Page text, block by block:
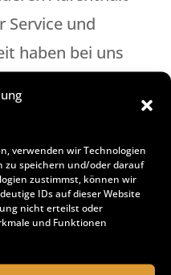
verwenden wir Technologien
zu speichern und/oder darauf
zustimmst, können wir
IDs auf dieser Website
nicht erteilst oder
und Funktionen
Service und
haben bei uns
per